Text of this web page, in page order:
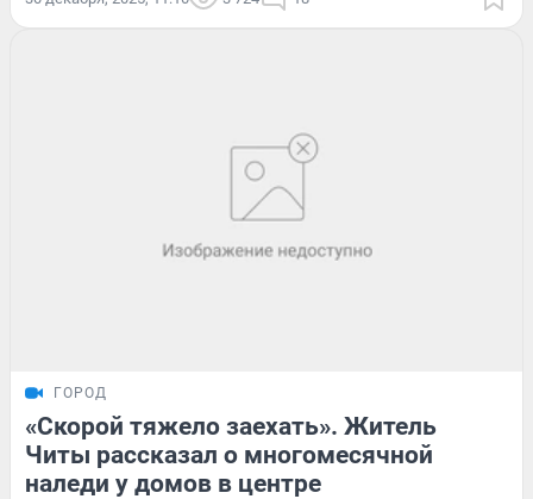
ГОРОД
«Скорой тяжело заехать». Житель
Читы рассказал о многомесячной
наледи у домов в центре